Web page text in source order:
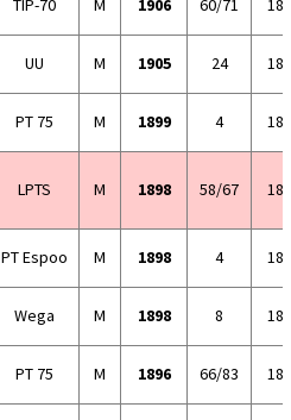
TIP-70 M 1906 60/71
UU M 1905 24
PT 75 M 1899 4
LPTS M 1898 58/67
PT Espoo M 1898 4
Wega M 1898 8
PT 75 M 1896 66/83